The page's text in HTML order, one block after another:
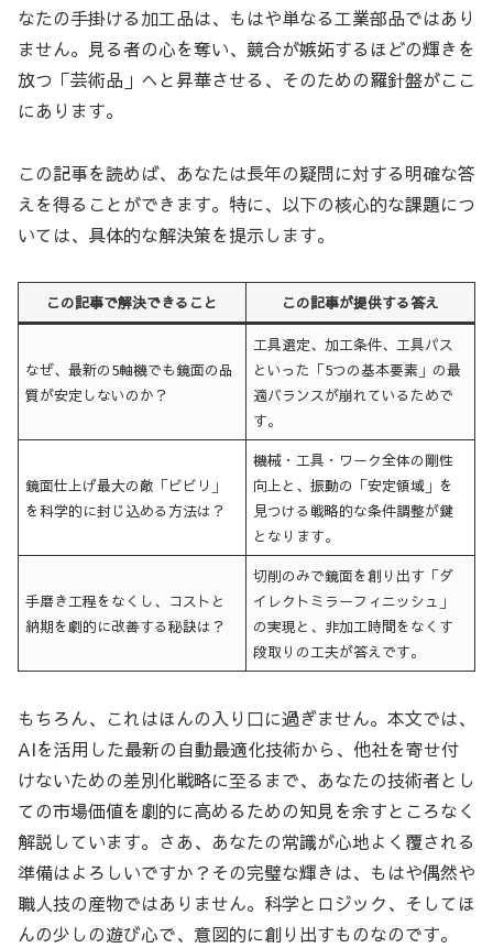
なたの手掛ける加工品は、もはや単なる工業部品ではあり
ません。見る者の心を奪い、競合が嫉妬するほどの輝きを
放つ「芸術品」へと昇華させる、そのための羅針盤がここ
にあります。
この記事を読めば、あなたは長年の疑問に対する明確な答
えを得ることができます。特に、以下の核心的な課題につ
いては、具体的な解決策を提示します。
この記事で解決できること この記事が提供する答え
なぜ、最新の5軸機でも鏡面の品
質が安定しないのか？
工具選定、加工条件、工具パス
といった「5つの基本要素」の最
適バランスが崩れているためで
す。
鏡面仕上げ最大の敵「ビビリ」
を科学的に封じ込める方法は？
機械・工具・ワーク全体の剛性
向上と、振動の「安定領域」を
見つける戦略的な条件調整が鍵
となります。
手磨き工程をなくし、コストと
納期を劇的に改善する秘訣は？
切削のみで鏡面を創り出す「ダ
イレクトミラーフィニッシュ」
の実現と、非加工時間をなくす
段取りの工夫が答えです。
もちろん、これはほんの入り口に過ぎません。本文では、
AIを活用した最新の自動最適化技術から、他社を寄せ付
けないための差別化戦略に至るまで、あなたの技術者とし
ての市場価値を劇的に高めるための知見を余すところなく
解説しています。さあ、あなたの常識が心地よく覆される
準備はよろしいですか？その完璧な輝きは、もはや偶然や
職人技の産物ではありません。科学とロジック、そしてほ
んの少しの遊び心で、意図的に創り出すものなのです。